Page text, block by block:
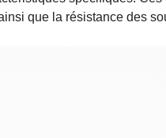
que la résistance des